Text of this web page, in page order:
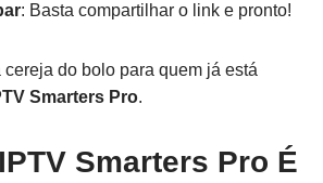
: Basta compartilhar o link e pronto!
cereja do bolo para quem já está
Smarters Pro.
Smarters Pro É